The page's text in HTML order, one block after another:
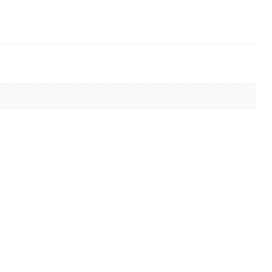
sự khác biệt
đến những cải tiến rõ rệt về mặt trải nghiệm:
Khi liếc mắt sang hai bên, họ có cảm giác như
nhìn hữu dụng được mở rộng đáng kể, giúp
thẩm mỹ cao và giúp bạn nhìn rõ hơn vào ban